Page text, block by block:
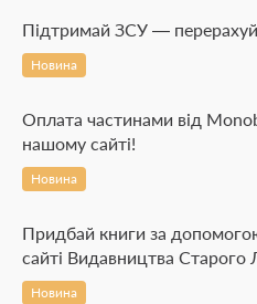
Підтримай ЗСУ — перерахуй
Новина
Оплата частинами від
нашому сайті!
Новина
Придбай книги за
сайті Видавництва Старого
Новина